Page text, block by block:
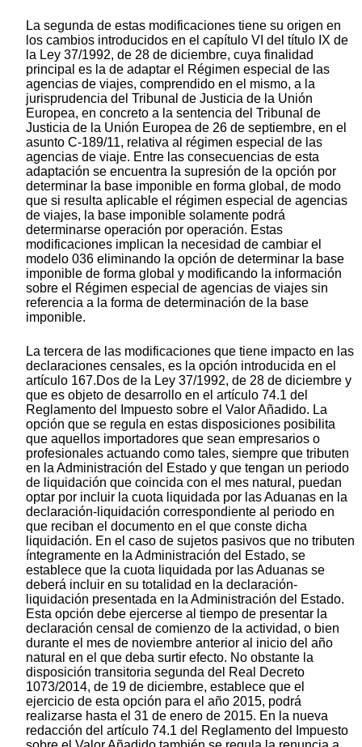
La segunda de estas modificaciones tiene su origen en
los cambios introducidos en el capítulo VI del título IX de
la Ley 37/1992, de 28 de diciembre, cuya finalidad
principal es la de adaptar el Régimen especial de las
agencias de viajes, comprendido en el mismo, a la
jurisprudencia del Tribunal de Justicia de la Unión
Europea, en concreto a la sentencia del Tribunal de
Justicia de la Unión Europea de 26 de septiembre, en el
asunto C-189/11, relativa al régimen especial de las
agencias de viaje. Entre las consecuencias de esta
adaptación se encuentra la supresión de la opción por
determinar la base imponible en forma global, de modo
que si resulta aplicable el régimen especial de agencias
de viajes, la base imponible solamente podrá
determinarse operación por operación. Estas
modificaciones implican la necesidad de cambiar el
modelo 036 eliminando la opción de determinar la base
imponible de forma global y modificando la información
sobre el Régimen especial de agencias de viajes sin
referencia a la forma de determinación de la base
imponible.
La tercera de las modificaciones que tiene impacto en las
declaraciones censales, es la opción introducida en el
artículo 167.Dos de la Ley 37/1992, de 28 de diciembre y
que es objeto de desarrollo en el artículo 74.1 del
Reglamento del Impuesto sobre el Valor Añadido. La
opción que se regula en estas disposiciones posibilita
que aquellos importadores que sean empresarios o
profesionales actuando como tales, siempre que tributen
en la Administración del Estado y que tengan un periodo
de liquidación que coincida con el mes natural, puedan
optar por incluir la cuota liquidada por las Aduanas en la
declaración-liquidación correspondiente al periodo en
que reciban el documento en el que conste dicha
liquidación. En el caso de sujetos pasivos que no tributen
íntegramente en la Administración del Estado, se
establece que la cuota liquidada por las Aduanas se
deberá incluir en su totalidad en la declaración-
liquidación presentada en la Administración del Estado.
Esta opción debe ejercerse al tiempo de presentar la
declaración censal de comienzo de la actividad, o bien
durante el mes de noviembre anterior al inicio del año
natural en el que deba surtir efecto. No obstante la
disposición transitoria segunda del Real Decreto
1073/2014, de 19 de diciembre, establece que el
ejercicio de esta opción para el año 2015, podrá
realizarse hasta el 31 de enero de 2015. En la nueva
redacción del artículo 74.1 del Reglamento del Impuesto